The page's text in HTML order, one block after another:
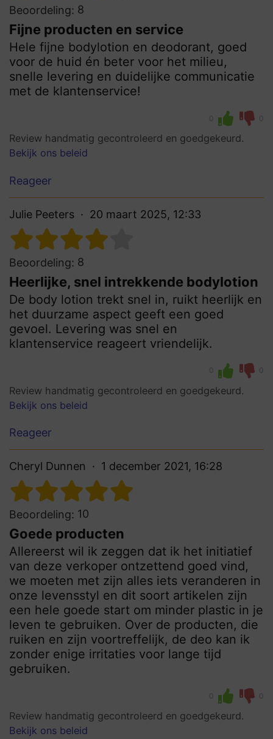
Beoordeling: 8
Fijne producten en service
Hele fijne bodylotion en deodorant, goed
voor de huid én beter voor het milieu,
snelle levering en duidelijke communicatie
met de klantenservice!
0 0
Review handmatig gecontroleerd en goedgekeurd.
Bekijk ons beleid
Reageer
Julie Peeters 20 maart 2025, 12:33
Beoordeling: 8
Heerlijke, snel intrekkende bodylotion
De body lotion trekt snel in, ruikt heerlijk en
het duurzame aspect geeft een goed
gevoel. Levering was snel en
klantenservice reageert vriendelijk.
0 0
Review handmatig gecontroleerd en goedgekeurd.
Bekijk ons beleid
Reageer
Cheryl Dunnen 1 december 2021, 16:28
Beoordeling: 10
Goede producten
Allereerst wil ik zeggen dat ik het initiatief
van deze verkoper ontzettend goed vind,
we moeten met zijn alles iets veranderen in
onze levensstyl en dit soort artikelen zijn
een hele goede start om minder plastic in je
leven te gebruiken. Over de producten, die
ruiken en zijn voortreffelijk, de deo kan ik
zonder enige irritaties voor lange tijd
gebruiken.
0 0
Review handmatig gecontroleerd en goedgekeurd.
Bekijk ons beleid